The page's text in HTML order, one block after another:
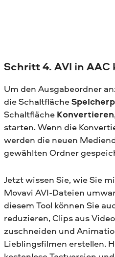
Schritt 4. AVI in
Um den Ausgabeordner
die Schaltfläche
Schaltfläche Konvertieren
starten. Wenn die
werden die neuen
gewählten Ordner
Jetzt wissen Sie, wie Sie
Movavi AVI-Dateien
diesem Tool können Sie
reduzieren, Clips aus
zuschneiden und
Lieblingsfilmen erstellen.